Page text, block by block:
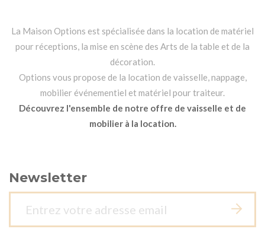
La Maison Options est spécialisée dans la location de matériel
pour réceptions, la mise en scène des Arts de la table et de la
décoration.
Options vous propose de la location de vaisselle, nappage,
mobilier événementiel et matériel pour traiteur.
Découvrez l'ensemble de notre offre de vaisselle et de
mobilier à la location.
Newsletter